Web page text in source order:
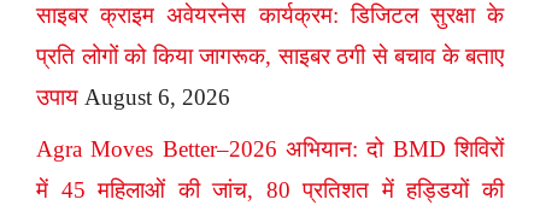
साइबर क्राइम अवेयरनेस कार्यक्रम: डिजिटल सुरक्षा के
प्रति लोगों को किया जागरूक, साइबर ठगी से बचाव के बताए
उपाय August 6, 2026
Agra Moves Better–2026 अभियान: दो BMD शिविरों
में 45 महिलाओं की जांच, 80 प्रतिशत में हड्डियों की